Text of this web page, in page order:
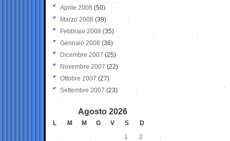
Aprile 2008 (50)
Marzo 2008 (39)
Febbraio 2008 (35)
Gennaio 2008 (36)
Dicembre 2007 (25)
Novembre 2007 (22)
Ottobre 2007 (27)
Settembre 2007 (23)
Agosto 2026
L M M G V S
D
1
2